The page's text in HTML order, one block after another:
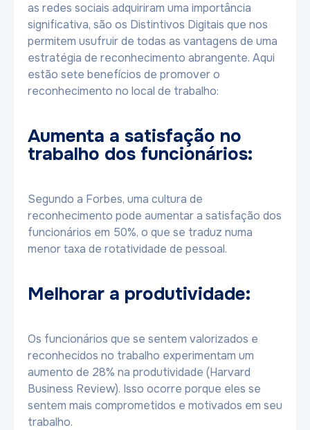
as redes sociais adquiriram uma importância
significativa, são os Distintivos Digitais que nos
permitem usufruir de todas as vantagens de uma
estratégia de reconhecimento abrangente. Aqui
estão sete benefícios de promover o
reconhecimento no local de trabalho:
Aumenta a satisfação no
trabalho dos funcionários:
Segundo a Forbes, uma cultura de
reconhecimento pode aumentar a satisfação dos
funcionários em 50%, o que se traduz numa
menor taxa de rotatividade de pessoal.
Melhorar a produtividade:
Os funcionários que se sentem valorizados e
reconhecidos no trabalho experimentam um
aumento de 28% na produtividade (Harvard
Business Review). Isso ocorre porque eles se
sentem mais comprometidos e motivados em seu
trabalho.